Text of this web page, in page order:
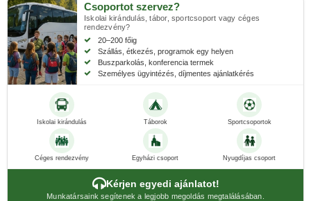
Csoportot szervez?
Iskolai kirándulás, tábor, sportcsoport vagy céges
rendezvény?
20–200 főig
Szállás, étkezés, programok egy helyen
Buszparkolás, konferencia termek
Személyes ügyintézés, díjmentes ajánlatkérés
Iskolai kirándulás Táborok Sportcsoportok
Céges rendezvény Egyházi csoport Nyugdíjas csoport
Kérjen egyedi ajánlatot!
Munkatársaink segítenek a legjobb megoldás megtalálásában.